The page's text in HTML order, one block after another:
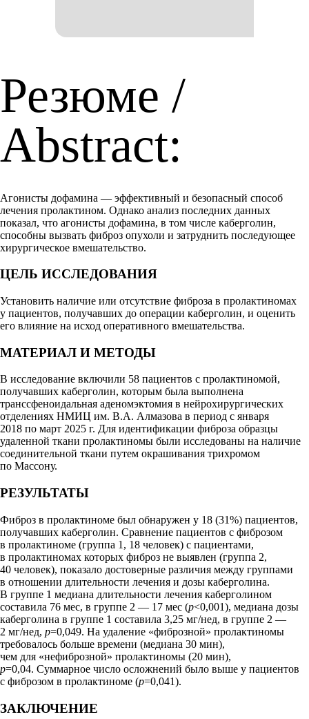
Резюме /
Abstract:
Агонисты дофамина — эффективный и безопасный способ
лечения пролактином. Однако анализ последних данных
показал, что агонисты дофамина, в том числе каберголин,
способны вызвать фиброз опухоли и затруднить последующее
хирургическое вмешательство.
ЦЕЛЬ ИССЛЕДОВАНИЯ
Установить наличие или отсутствие фиброза в пролактиномах
у пациентов, получавших до операции каберголин, и оценить
его влияние на исход оперативного вмешательства.
МАТЕРИАЛ И МЕТОДЫ
В исследование включили 58 пациентов с пролактиномой,
получавших каберголин, которым была выполнена
транссфеноидальная аденомэктомия в нейрохирургических
отделениях НМИЦ им. В.А. Алмазова в период с января
2018 по март 2025 г. Для идентификации фиброза образцы
удаленной ткани пролактиномы были исследованы на наличие
соединительной ткани путем окрашивания трихромом
по Массону.
РЕЗУЛЬТАТЫ
Фиброз в пролактиноме был обнаружен у 18 (31%) пациентов,
получавших каберголин. Сравнение пациентов с фиброзом
в пролактиноме (группа 1, 18 человек) с пациентами,
в пролактиномах которых фиброз не выявлен (группа 2,
40 человек), показало достоверные различия между группами
в отношении длительности лечения и дозы каберголина.
В группе 1 медиана длительности лечения каберголином
составила 76 мес, в группе 2 — 17 мес (p<0,001), медиана дозы
каберголина в группе 1 составила 3,25 мг/нед, в группе 2 —
2 мг/нед, p=0,049. На удаление «фиброзной» пролактиномы
требовалось больше времени (медиана 30 мин),
чем для «нефиброзной» пролактиномы (20 мин),
p=0,04. Суммарное число осложнений было выше у пациентов
с фиброзом в пролактиноме (p=0,041).
ЗАКЛЮЧЕНИЕ